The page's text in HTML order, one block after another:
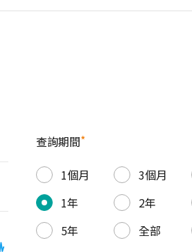
查詢期間*
1個月 3個月
1年
2年
5年
全部